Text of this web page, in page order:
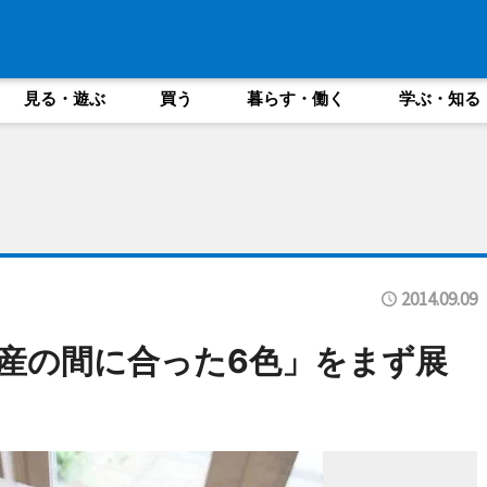
見る・遊ぶ 買う 暮らす・働く 学ぶ・知る
2014.09.09
の間に合った6色」をまず展